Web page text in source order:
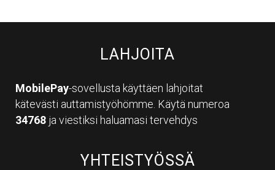
LAHJOITA
MobilePay-sovellusta käyttäen lahjoitat
kätevästi auttamistyöhömme. Käytä numeroa
34768 ja viestiksi haluamasi tervehdys
YHTEISTYÖSSÄ